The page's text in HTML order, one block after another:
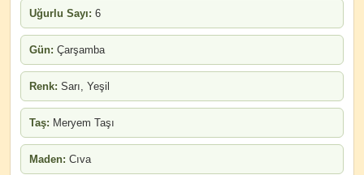
Uğurlu Sayı: 6
Gün: Çarşamba
Renk: Sarı, Yeşil
Taş: Meryem Taşı
Maden: Cıva